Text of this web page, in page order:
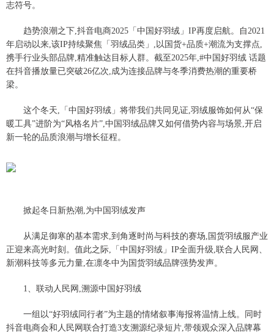
志符号。
趋势浪潮之下,抖音电商2025「中国好羽绒」IP再度启航。自2021
年启动以来,该IP持续聚焦「羽绒品类」,以国货+品质+潮流为支撑点,
携手行业头部品牌,精准触达目标人群。截至2025年,#中国好羽绒 话题
在抖音播放量已突破26亿次,成为连接品牌与冬季消费热潮的重要桥
梁。
这个冬天,「中国好羽绒」将带我们共同见证,羽绒服饰如何从“保
暖工具”进阶为“风格名片”,中国羽绒品牌又如何借势内容与场景,开启
新一轮的品质浪潮与增长征程。
掀起冬日新热潮,为中国羽绒发声
从满足御寒的基本需求,到角逐时尚与科技的赛场,国货羽绒服产业
正迎来高光时刻。值此之际,「中国好羽绒」IP全面升级,联合人民网、
新潮科技等多元力量,在凛冬中为国货羽绒品牌强势发声。
1、联动人民网,溯源中国好羽绒
一组以“好羽绒同行者”为主题的情绪叙事海报将温情上线。同时
抖音电商会和人民网联合打造3支溯源纪录短片,带领观众深入品牌幕